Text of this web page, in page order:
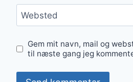
Websted
Gem mit navn, mail og
til næste gang jeg